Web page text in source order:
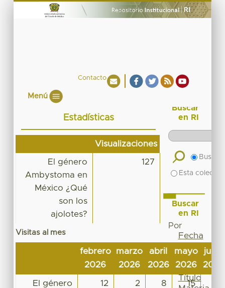
Contacto
Menú
Estadísticas
Visualizaciones
El género
Ambystoma en
México ¿Qué
son los
ajolotes?
127
Visitas al mes
febrero
2026
marzo
2026
abril
2026
mayo
2026
junio
2026
El género
12 2 8 15
Buscar
en RI
Buscar
Esta
Buscar
en RI
Por
Fecha
publicación
Autor
Título